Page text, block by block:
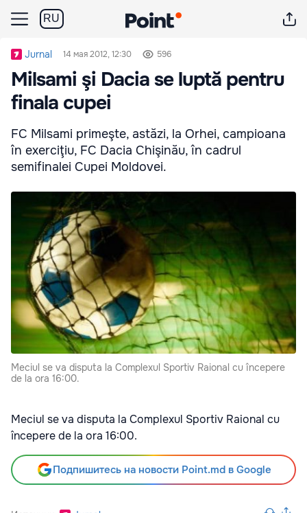
RU
Jurnal 14 мая 2012, 12:30 596
Milsami şi Dacia se luptă pentru
finala cupei
FC Milsami primeşte, astăzi, la Orhei, campioana
în exerciţiu, FC Dacia Chişinău, în cadrul
semifinalei Cupei Moldovei.
Meciul se va disputa la Complexul Sportiv Raional cu începere
de la ora 16:00.
Meciul se va disputa la Complexul Sportiv Raional cu
începere de la ora 16:00.
Подпишитесь на новости Point.md в Google